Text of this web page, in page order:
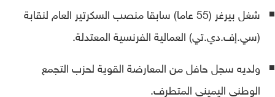
شغل بيرغر (55 عاما) سابقا منصب السكرتير العام لنقابة
(سي.إف.دي.تي) العمالية الفرنسية المعتدلة.
ولديه سجل حافل من المعارضة القوية لحزب التجمع
الوطني اليميني المتطرف.